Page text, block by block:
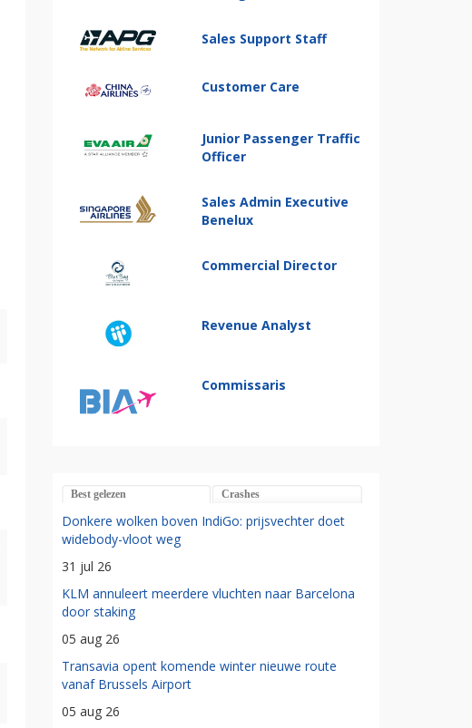
Sales Support Staff
Customer Care
Junior Passenger Traffic
Officer
Sales Admin Executive
Benelux
Commercial Director
Revenue Analyst
Commissaris
Best gelezen Crashes
Donkere wolken boven IndiGo: prijsvechter doet
widebody-vloot weg
31 jul 26
KLM annuleert meerdere vluchten naar Barcelona
door staking
05 aug 26
Transavia opent komende winter nieuwe route
vanaf Brussels Airport
05 aug 26